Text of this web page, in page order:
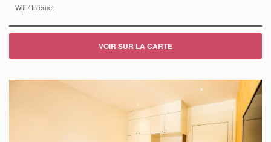
Wifi / Internet
VOIR SUR LA CARTE